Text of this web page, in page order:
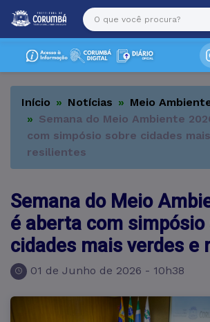
Início Notícias
Meio
Semana do Meio Ambiente
com simpósio sobre cidades
resilientes
Semana do Meio
é aberta com simpósio
cidades mais verdes e
01 de Junho de 2026 - 10h38